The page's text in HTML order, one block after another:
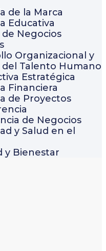
de la Marca
Educativa
Negocios
Organizacional y
del Talento Humano
Estratégica
Financiera
de Proyectos
de Negocios
y Salud en el
y Bienestar